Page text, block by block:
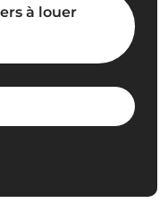
à louer